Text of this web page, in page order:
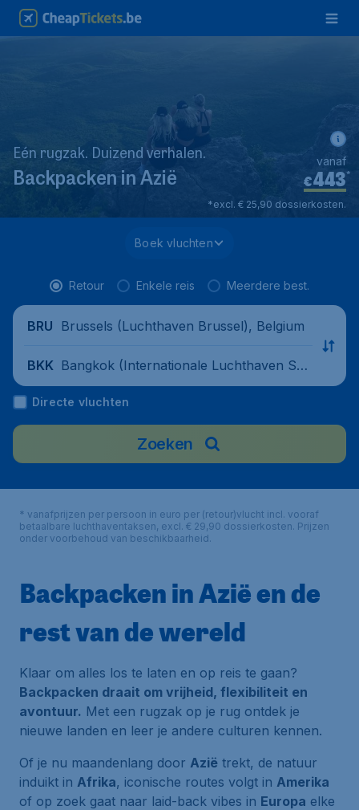
Eén rugzak. Duizend verhalen.
Backpacken in Azië €443*
vanaf
*excl. € 25,90 dossierkosten.
Boek vluchten
Retour Enkele reis Meerdere best.
BRU Brussels (Luchthaven Brussel), Belgium
BKK Bangkok (Internationale Luchthaven Suv
arnabhumi), Thailand
Directe vluchten
Zoeken
* vanafprijzen per persoon in euro per (retour)vlucht incl. vooraf
betaalbare luchthaventaksen, excl. € 29,90 dossierkosten. Prijzen
onder voorbehoud van beschikbaarheid.
Backpacken in Azië en de
rest van de wereld
Klaar om alles los te laten en op reis te gaan?
Backpacken draait om vrijheid, flexibiliteit en
avontuur. Met een rugzak op je rug ontdek je
nieuwe landen en leer je andere culturen kennen.
Of je nu maandenlang door Azië trekt, de natuur
induikt in Afrika, iconische routes volgt in Amerika
of op zoek gaat naar laid-back vibes in Europa elke